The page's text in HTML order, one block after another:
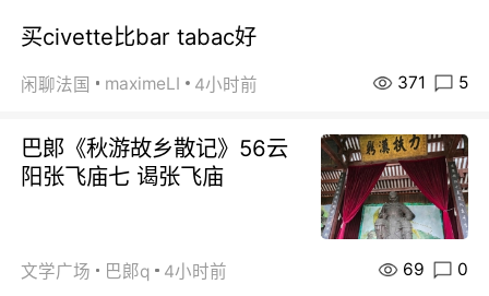
买civette比bar tabac好
闲聊法国 maximeLI 4小时前 371 5
巴郞《秋游故乡散记》56云
阳张飞庙七 谒张飞庙
文学广场 巴郞q 4小时前 69 0